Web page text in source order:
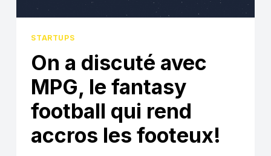
STARTUPS
On a discuté avec
MPG, le fantasy
football qui rend
accros les footeux!